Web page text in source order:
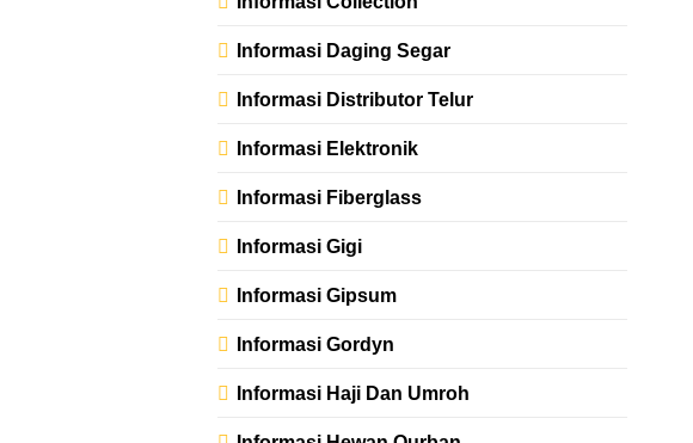
Informasi Daging Segar
Informasi Distributor Telur
Informasi Elektronik
Informasi Fiberglass
Informasi Gigi
Informasi Gipsum
Informasi Gordyn
Informasi Haji Dan Umroh